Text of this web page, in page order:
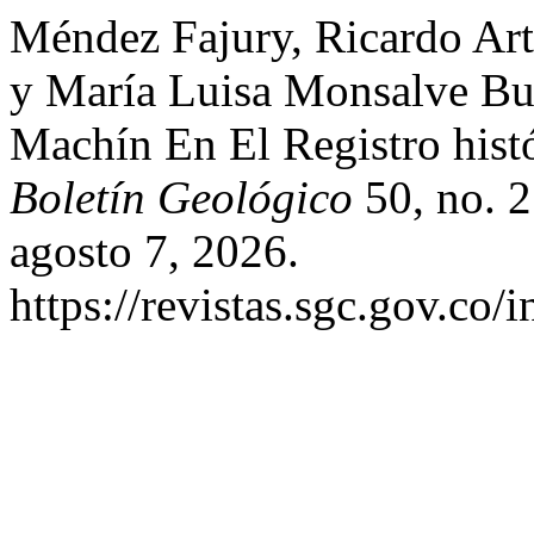
Méndez Fajury, Ricardo
y María Luisa Monsalve
Machín En El Registro
Boletín Geológico 50, no.
agosto 7, 2026.
https://